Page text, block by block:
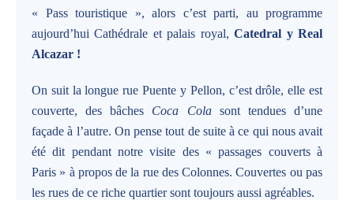
« Pass touristique », alors c’est parti, au programme
aujourd’hui Cathédrale et palais royal,Catedral y Real
Alcazar !
On suit la longue rue Puente y Pellon, c’est drôle, elle est
couverte, des bâches Coca Colasont tendues d’une
façade à l’autre. On pense tout de suite à ce qui nous avait
été dit pendant notre visite des « passages couverts à
Paris » à propos de la rue des Colonnes. Couvertes ou pas
les rues de ce riche quartier sont toujours aussi agréables.